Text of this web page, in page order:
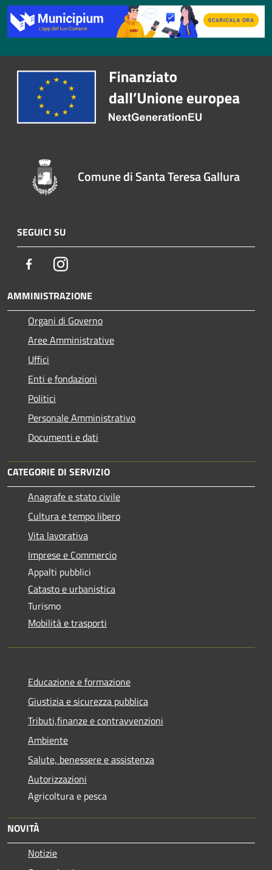
Comune di Santa Teresa Gallura
SEGUICI SU
FacebookInstagram
AMMINISTRAZIONE
Organi di Governo
Aree Amministrative
Uffici
Enti e fondazioni
Politici
Personale Amministrativo
Documenti e dati
CATEGORIE DI SERVIZIO
Anagrafe e stato civile
Cultura e tempo libero
Vita lavorativa
Imprese e Commercio
Appalti pubblici
Catasto e urbanistica
Turismo
Mobilità e trasporti
Educazione e formazione
Giustizia e sicurezza pubblica
Tributi,finanze e contravvenzioni
Ambiente
Salute, benessere e assistenza
Autorizzazioni
Agricoltura e pesca
NOVITÀ
Notizie